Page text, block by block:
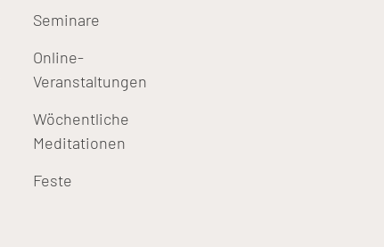
Seminare
Online-
Veranstaltungen
Wöchentliche
Meditationen
Feste